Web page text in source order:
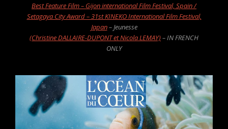
Best Feature Film – Gijon international Film Festival, Spain /
Setagaya City Award – 31st KINEKO International Film Festival,
Japan– Jeunesse
(Christine DALLAIRE-DUPONT et Nicola LEMAY)– IN FRENCH
ONLY